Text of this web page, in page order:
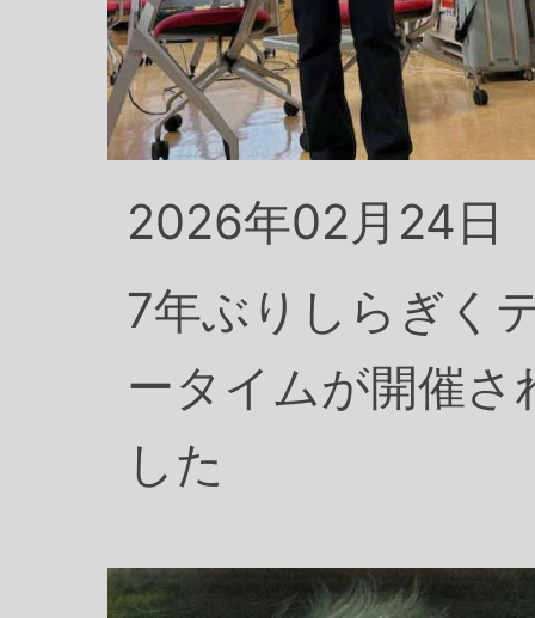
2026年02月24日
7年ぶりしらぎく
ータイムが開催さ
した